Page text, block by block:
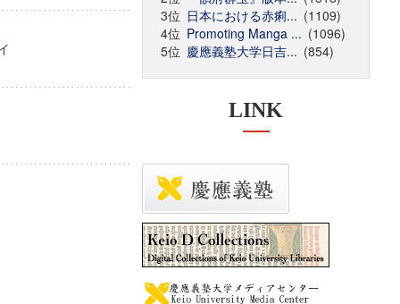
イ
3位 日本における赤痢... (1109)
4位 Promoting Manga ... (1096)
5位 慶應義塾大学日吉... (854)
LINK